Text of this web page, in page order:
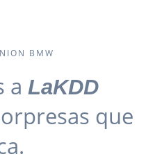
BMW
a LaKDD
que